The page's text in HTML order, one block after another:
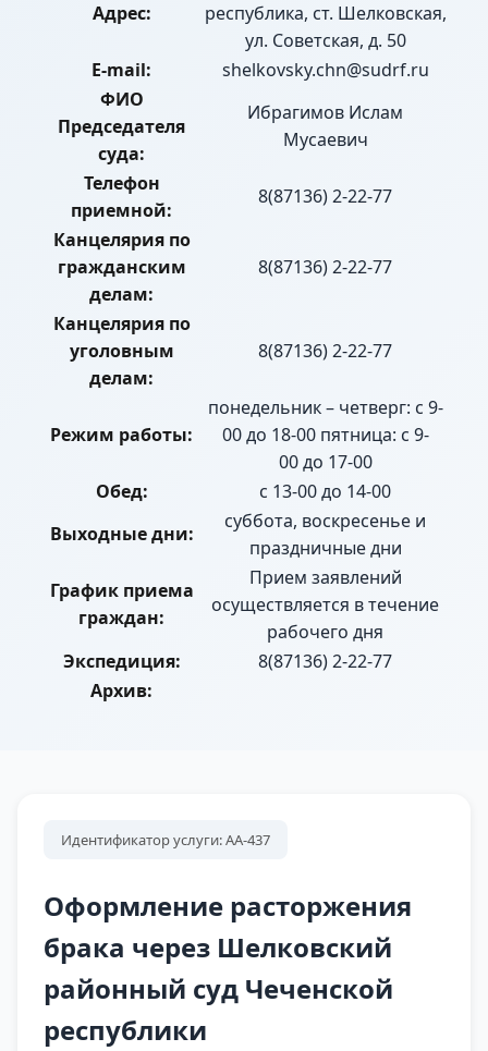
Адрес:
республика, ст. Шелковская,
ул. Советская, д. 50
E-mail:
shelkovsky.chn@sudrf.ru
ФИО
Председателя
суда:
Ибрагимов Ислам
Мусаевич
Телефон
приемной:
8(87136) 2-22-77
Канцелярия по
гражданским
делам:
8(87136) 2-22-77
Канцелярия по
уголовным
делам:
8(87136) 2-22-77
Режим работы:
понедельник – четверг: с 9-
00 до 18-00 пятница: с 9-
00 до 17-00
Обед:
с 13-00 до 14-00
Выходные дни:
суббота, воскресенье и
праздничные дни
График приема
граждан:
Прием заявлений
осуществляется в течение
рабочего дня
Экспедиция:
8(87136) 2-22-77
Архив:
Идентификатор услуги: АА-437
Оформление расторжения
брака через Шелковский
районный суд Чеченской
республики